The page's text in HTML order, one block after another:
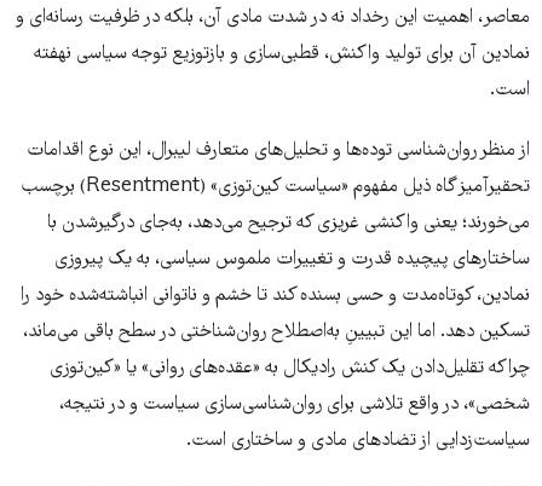
معاصر، اهمیت این رخداد نه در شدت مادی آن، بلکه در ظرفیت رسانه‌ای و
نمادین آن برای تولید واکنش، قطبی‌سازی و بازتوزیع توجه سیاسی نهفته
است.
از منظر روان‌شناسی توده‌ها و تحلیل‌های متعارف لیبرال، این نوع اقدامات
تحقیرآمیز گاه ذیل مفهوم «سیاست کین‌توزی» (Resentment) برچسب
می‌خورند؛ یعنی واکنشی غریزی که ترجیح می‌دهد، به‌جای درگیرشدن با
ساختارهای پیچیده قدرت و تغییرات ملموس سیاسی، به یک پیروزی
نمادین، کوتاه‌مدت و حسی بسنده کند تا خشم و ناتوانی انباشته‌شده خود را
تسکین دهد. اما این تبیینِ به‌اصطلاح روان‌شناختی در سطح باقی می‌ماند،
چراکه تقلیل‌دادن یک کنش رادیکال به «عقده‌های روانی» یا «کین‌توزی
شخصی»، در واقع تلاشی برای روان‌شناسی‌سازی سیاست و در نتیجه،
سیاست‌زدایی از تضادهای مادی و ساختاری است.